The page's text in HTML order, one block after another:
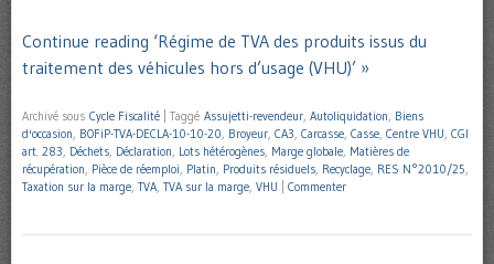
Continue reading ‘Régime de TVA des produits issus du
traitement des véhicules hors d’usage (VHU)’ »
Archivé sous Cycle Fiscalité Taggé Assujetti-revendeur Autoliquidation Biens
d'occasion BOFiP-TVA-DECLA-10-10-20 Broyeur CA3 Carcasse Casse Centre VHU CGI
art. 283 Déchets Déclaration Lots hétérogènes Marge globale Matières de
récupération Pièce de réemploi Platin Produits résiduels Recyclage RES N°2010/25
Taxation sur la marge TVA TVA sur la marge VHU Commenter